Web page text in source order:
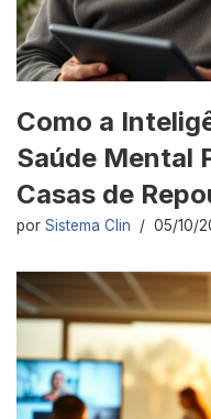
Como a
Saúde Mental
Casas de
por Sistema Clin 05/10/